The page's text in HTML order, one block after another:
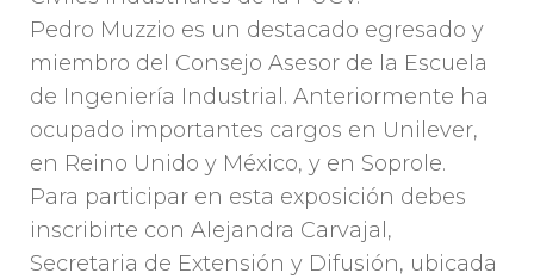
Pedro Muzzio es un destacado egresado y
miembro del Consejo Asesor de la Escuela
de Ingeniería Industrial. Anteriormente ha
ocupado importantes cargos en Unilever,
en Reino Unido y México, y en Soprole.
Para participar en esta exposición debes
inscribirte con Alejandra Carvajal,
Secretaria de Extensión y Difusión, ubicada